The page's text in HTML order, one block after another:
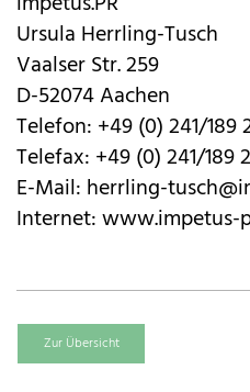
Ursula Herrling-Tusch
Vaalser Str. 259
D-52074 Aachen
Telefon: +49 (0) 241/189
Telefax: +49 (0) 241/189
E-Mail: herrling-
Internet: www.impetus-
Zur Übersicht